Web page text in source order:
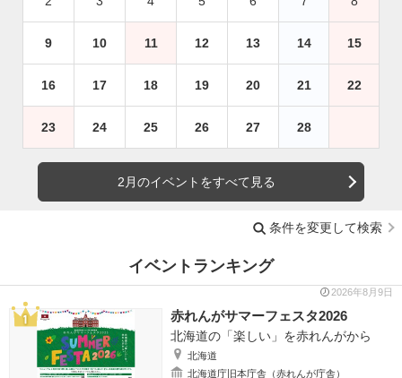
9 10 11 12 13 14 15
16 17 18 19 20 21 22
23 24 25 26 27 28
2月のイベントをすべて見る
条件を変更して検索
イベントランキング
2026年8月9日
赤れんがサマーフェスタ2026
北海道の「楽しい」を赤れんがから
北海道
北海道庁旧本庁舎（赤れんが庁舎）